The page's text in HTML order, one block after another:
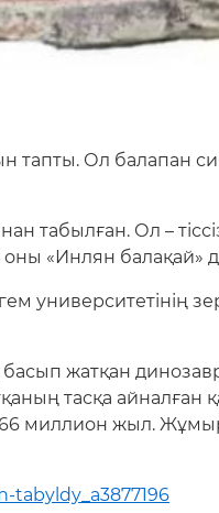
тапты. Ол балапан
табылған. Ол –
«Инлян балақай»
университетінің
жатқан
тасқа айналған
миллион жыл.